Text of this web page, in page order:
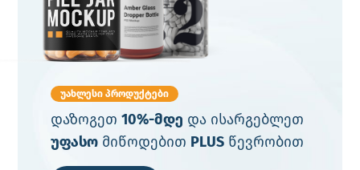
უახლესი პროდუქტები
დაზოგეთ 10%-მდე და ისარგებლეთ
უფასომიწოდებით PLUSწევრობით